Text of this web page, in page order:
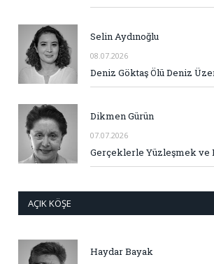
Selin Aydınoğlu
08.07.2026
Deniz Göktaş Ölü Deniz
Dikmen Gürün
07.07.2026
Gerçeklerle Yüzleşmek ve
AÇIK KÖŞE
Haydar Bayak